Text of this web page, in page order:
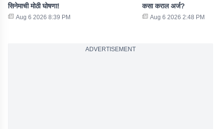
सिनेमाची मोठी घोषणा!
Aug 6 2026 8:39 PM
कसा कराल अर्ज?
Aug 6 2026 2:48 PM
ADVERTISEMENT